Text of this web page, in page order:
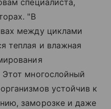
специалиста,
"В
между циклами
теплая и влажная
Этот многослойный
устойчив к
заморозке и даже